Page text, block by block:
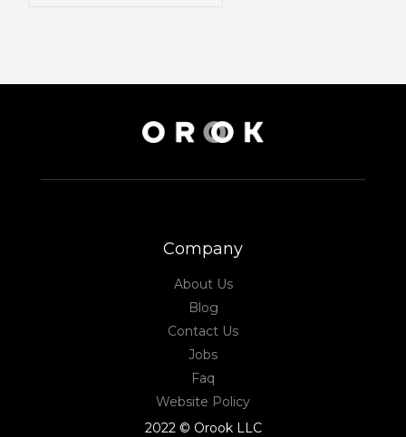
Company
About Us
Blog
Contact Us
Jobs
Faq
Website Policy
2022 © Orook LLC